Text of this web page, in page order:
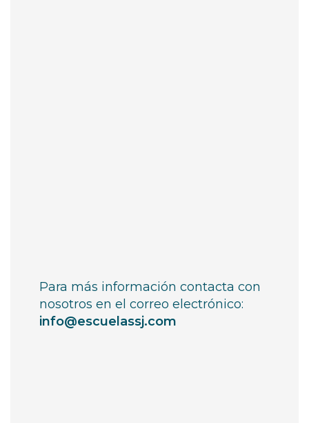
Para más información contacta con
nosotros en el correo electrónico:
info@escuelassj.com